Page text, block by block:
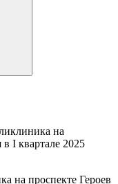
на проспекте Героев